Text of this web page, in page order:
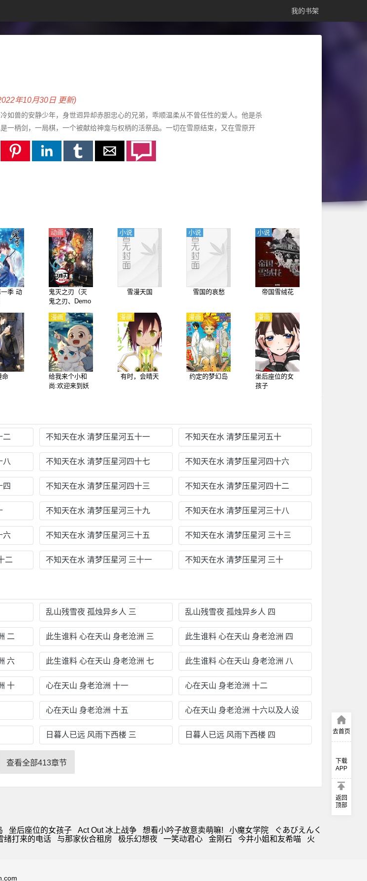
我的书架
年10月30日 更新)
如兽的安静少年，身世迥异却赤胆忠心的兄弟，乖顺温柔从不曾任性的爱人。他是杀
一柄剑，一局棋，一个被献给神龛与权柄的活祭品。一切在雪原结束，又在雪原开
季 动
鬼灭之刃（灭
鬼之刃、Demo
场版】无限列
车篇【日语】
动画
雪漫天国
小说
雪国的哀愁
小说
帝国雪绒花
小说
命
给我来个小和
尚:欢迎来到妖
漫画
有时，会晴天
漫画
约定的梦幻岛
漫画
坐后座位的女
孩子
漫画
二 不知天在水 清梦压星河五十一 不知天在水 清梦压星河五十
八 不知天在水 清梦压星河四十七 不知天在水 清梦压星河四十六
四 不知天在水 清梦压星河四十三 不知天在水 清梦压星河四十二
不知天在水 清梦压星河三十九 不知天在水 清梦压星河三十八
六 不知天在水 清梦压星河三十五 不知天在水 清梦压星河 三十三
二 不知天在水 清梦压星河 三十一 不知天在水 清梦压星河 三十
乱山残雪夜 孤烛异乡人 三 乱山残雪夜 孤烛异乡人 四
二 此生谁料 心在天山 身老沧洲 三 此生谁料 心在天山 身老沧洲 四
六 此生谁料 心在天山 身老沧洲 七 此生谁料 心在天山 身老沧洲 八
十 心在天山 身老沧洲 十一 心在天山 身老沧洲 十二
心在天山 身老沧洲 十五 心在天山 身老沧洲 十六以及人设
日暮人已远 风雨下西楼 三 日暮人已远 风雨下西楼 四
查看全部413章节
坐后座位的女孩子 Act Out 冰上战争 想看小吟子故意卖萌嘛! 小魔女学院
ぐあびえんく
绪打来的电话 与那家伙合租房 极乐幻想夜 一笑动君心 金刚石 今井小姐和友希喵
火
去首页
下载
APP
返回
顶部